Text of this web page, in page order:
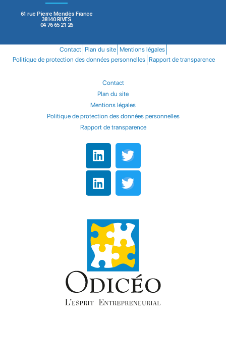
61 rue Pierre Mendès France
38140 RIVES
04 76 65 21 26
Contact Plan du site Mentions légales
Politique de protection des données personnelles Rapport de transparence
Contact
Plan du site
Mentions légales
Politique de protection des données personnelles
Rapport de transparence